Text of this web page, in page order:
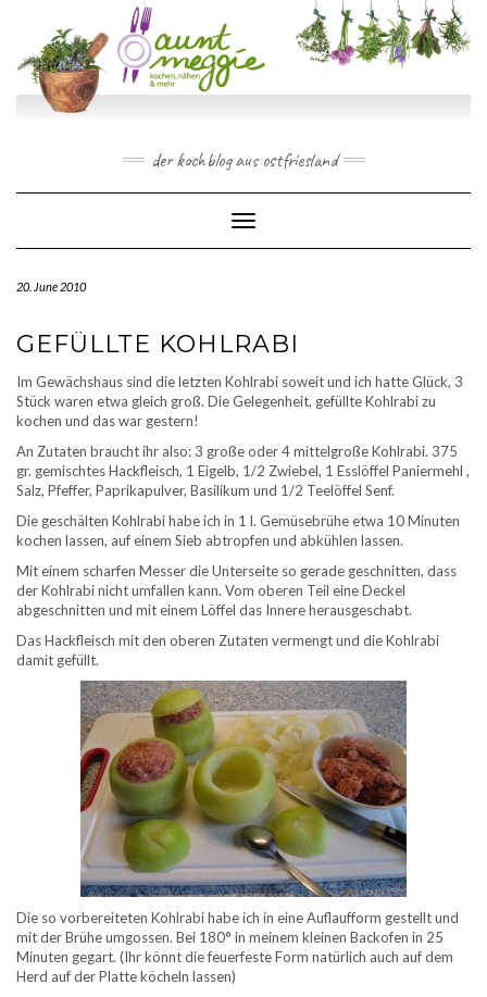
content
der kochblog aus ostfriesland
Toggle Navigation
20. June 2010
GEFÜLLTE KOHLRABI
Im Gewächshaus sind die letzten Kohlrabi soweit und ich hatte Glück, 3
Stück waren etwa gleich groß. Die Gelegenheit, gefüllte Kohlrabi zu
kochen und das war gestern!
An Zutaten braucht ihr also: 3 große oder 4 mittelgroße Kohlrabi. 375
gr. gemischtes Hackfleisch, 1 Eigelb, 1/2 Zwiebel, 1 Esslöffel Paniermehl ,
Salz, Pfeffer, Paprikapulver, Basilikum und 1/2 Teelöffel Senf.
Die geschälten Kohlrabi habe ich in 1 l. Gemüsebrühe etwa 10 Minuten
kochen lassen, auf einem Sieb abtropfen und abkühlen lassen.
Mit einem scharfen Messer die Unterseite so gerade geschnitten, dass
der Kohlrabi nicht umfallen kann. Vom oberen Teil eine Deckel
abgeschnitten und mit einem Löffel das Innere herausgeschabt.
Das Hackfleisch mit den oberen Zutaten vermengt und die Kohlrabi
damit gefüllt.
Die so vorbereiteten Kohlrabi habe ich in eine Auflaufform gestellt und
mit der Brühe umgossen. Bei 180° in meinem kleinen Backofen in 25
Minuten gegart. (Ihr könnt die feuerfeste Form natürlich auch auf dem
Herd auf der Platte köcheln lassen)